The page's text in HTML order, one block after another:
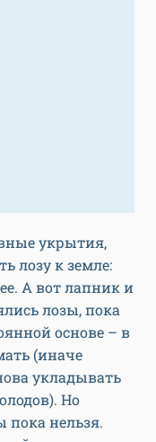
укрытия,
лозу к земле:
А вот лапник и
лозы, пока
основе – в
(иначе
укладывать
Но
пока нельзя.